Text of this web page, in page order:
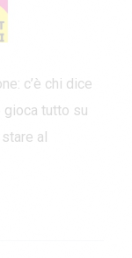
c’è chi dice
gioca tutto su
al